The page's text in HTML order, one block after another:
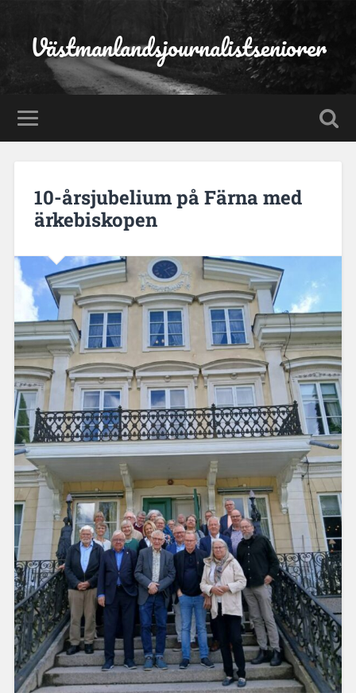
Västmanlandsjournalistseniorer
10-årsjubelium på Färna med
ärkebiskopen